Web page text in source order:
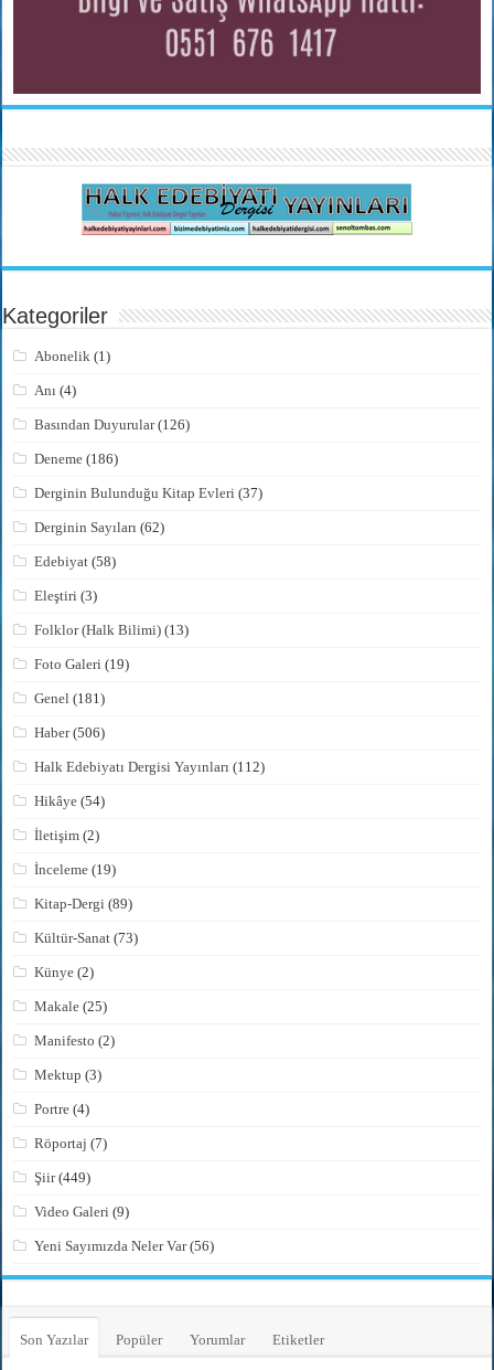
Kategoriler
Abonelik (1)
Anı (4)
Basından Duyurular(126)
Deneme (186)
Derginin Bulunduğu Kitap Evleri (37)
Derginin Sayıları (62)
Edebiyat (58)
Eleştiri (3)
Folklor (Halk Bilimi) (13)
Foto Galeri (19)
Genel (181)
Haber(506)
Halk Edebiyatı Dergisi Yayınları (112)
Hikâye (54)
İletişim (2)
İnceleme (19)
Kitap-Dergi (89)
Kültür-Sanat (73)
Künye (2)
Makale (25)
Manifesto (2)
Mektup (3)
Portre (4)
Röportaj (7)
Şiir(449)
Video Galeri (9)
Yeni Sayımızda Neler Var(56)
Son Yazılar Popüler Yorumlar Etiketler